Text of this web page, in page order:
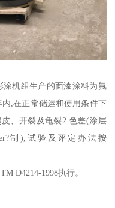
机组生产的面漆涂料为氟
,在正常储运和使用条件下
、开裂及龟裂2.色差(涂层
制),试验及评定办法按
D4214-1998执行。